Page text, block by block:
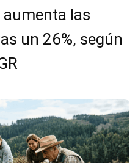
las
un 26%, según